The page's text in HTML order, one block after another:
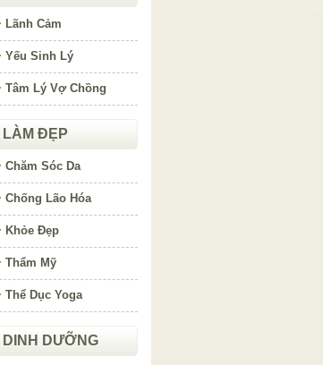
Lãnh Cảm
Yếu Sinh Lý
Tâm Lý Vợ Chồng
LÀM ĐẸP
Chăm Sóc Da
Chống Lão Hóa
Khỏe Đẹp
Thẩm Mỹ
Thể Dục Yoga
DINH DƯỠNG